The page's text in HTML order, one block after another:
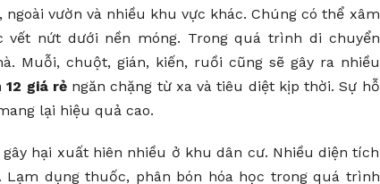
vườn và nhiều khu vực khác. Chúng có thể xâm
nứt dưới nền móng. Trong quá trình di chuyển
Muỗi, chuột, gián, kiến, ruồi cũng sẽ gây ra nhiều
giá rẻngăn chặng từ xa và tiêu diệt kịp thời. Sự hỗ
lại hiệu quả cao.
hại xuất hiên nhiều ở khu dân cư. Nhiều diện tích
dụng thuốc, phân bón hóa học trong quá trình